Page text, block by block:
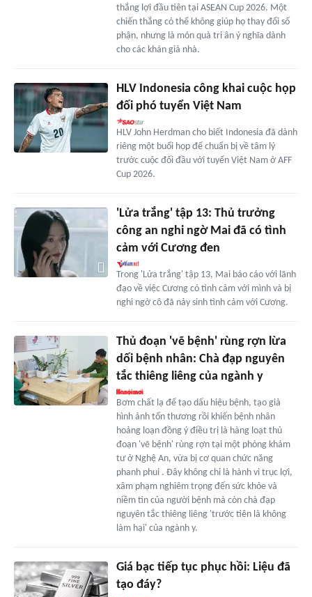
thắng lợi đầu tiên tại ASEAN Cup 2026. Một
chiến thắng có thể không giúp họ thay đổi số
phận, nhưng là món quà tri ân ý nghĩa dành
cho các khán giả nhà.
HLV Indonesia công khai cuộc họp
đối phó tuyển Việt Nam
HLV John Herdman cho biết Indonesia đã dành
riêng một buổi họp để chuẩn bị về tâm lý
trước cuộc đối đầu với tuyển Việt Nam ở AFF
Cup 2026.
'Lửa trắng' tập 13: Thủ trưởng
công an nghi ngờ Mai đã có tình
cảm với Cương đen
Trong 'Lửa trắng' tập 13, Mai báo cáo với lãnh
đạo về việc Cương có tình cảm với mình và bị
nghi ngờ cô đã nảy sinh tình cảm với Cương.
Thủ đoạn 'vẽ bệnh' rùng rợn lừa
dối bệnh nhân: Chà đạp nguyên
tắc thiêng liêng của ngành y
Bơm chất lạ để tạo dấu hiệu bệnh, tạo giả
hình ảnh tổn thương rồi khiến bệnh nhân
hoảng loạn đồng ý điều trị là hàng loạt thủ
đoạn 'vẽ bệnh' rùng rợn tại một phòng khám
tư ở Nghệ An, vừa bị cơ quan chức năng
phanh phui . Đây không chỉ là hành vi trục lợi,
xâm phạm nghiêm trọng đến sức khỏe và
niềm tin của người bệnh mà còn chà đạp
nguyên tắc thiêng liêng 'trước tiên là không
làm hại' của ngành y.
Giá bạc tiếp tục phục hồi: Liệu đã
tạo đáy?